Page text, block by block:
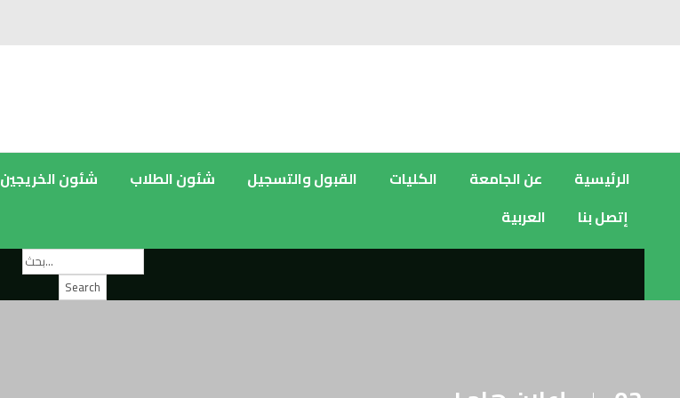
الرئيسية عن الجامعة الكليات القبول والتسجيل شئون الطلاب شئون الخريجين
إتصل بنا
العربية